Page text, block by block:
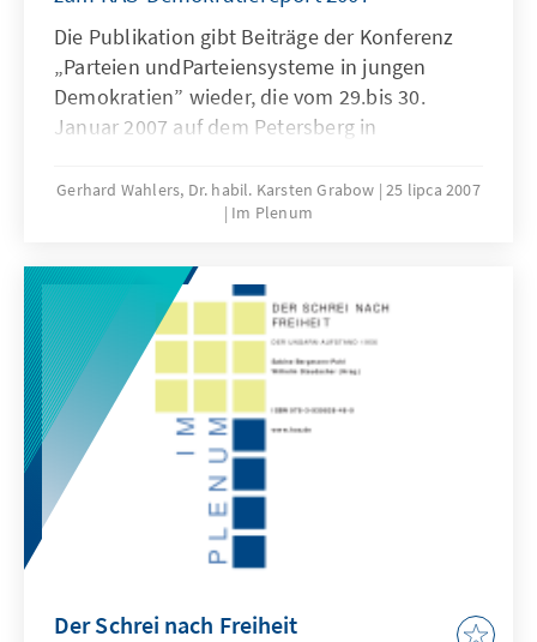
Die Publikation gibt Beiträge der Konferenz
„Parteien undParteiensysteme in jungen
Demokratien” wieder, die vom 29.bis 30.
Januar 2007 auf dem Petersberg in
Veranstaltung diente der Vorbereitung des
Demokratiereports 2007 der Konrad-
Vorwort.
Gerhard Wahlers, Dr. habil. Karsten Grabow 25 lipca 2007
Im Plenum
Der Schrei nach Freiheit